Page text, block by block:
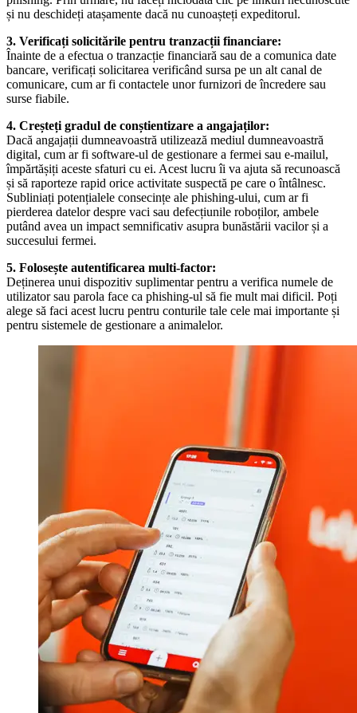
și nu deschideți atașamente dacă nu cunoașteți expeditorul.
3. Verificați solicitările pentru tranzacții financiare:
Înainte de a efectua o tranzacție financiară sau de a comunica date
bancare, verificați solicitarea verificând sursa pe un alt canal de
comunicare, cum ar fi contactele unor furnizori de încredere sau
surse fiabile.
4. Creșteți gradul de conștientizare a angajaților:
Dacă angajații dumneavoastră utilizează mediul dumneavoastră
digital, cum ar fi software-ul de gestionare a fermei sau e-mailul,
împărtășiți aceste sfaturi cu ei. Acest lucru îi va ajuta să recunoască
și să raporteze rapid orice activitate suspectă pe care o întâlnesc.
Subliniați potențialele consecințe ale phishing-ului, cum ar fi
pierderea datelor despre vaci sau defecțiunile roboților, ambele
putând avea un impact semnificativ asupra bunăstării vacilor și a
succesului fermei.
5. Folosește autentificarea multi-factor:
Deținerea unui dispozitiv suplimentar pentru a verifica numele de
utilizator sau parola face ca phishing-ul să fie mult mai dificil. Poți
alege să faci acest lucru pentru conturile tale cele mai importante și
pentru sistemele de gestionare a animalelor.